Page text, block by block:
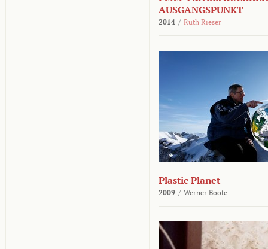
AUSGANGSPUNKT
2014 / Ruth Rieser
Plastic Planet
2009 / Werner Boote